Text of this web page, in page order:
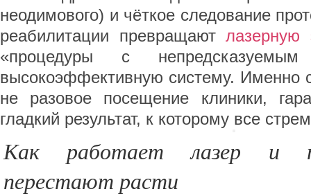
неодимового) и чёткое следование
реабилитации превращаютлазерную
«процедуры с
высокоэффективную систему. Именно
не разовое посещение клиники,
гладкий результат, к которому все
Как работает лазер и
перестают расти